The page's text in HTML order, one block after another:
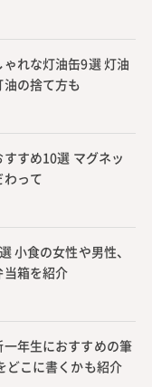
ゃれな灯油缶9選 灯油
の捨て方も
すめ10選 マグネッ
わって
小食の女性や男性、
箱を紹介
一年生におすすめの筆
どこに書くかも紹介